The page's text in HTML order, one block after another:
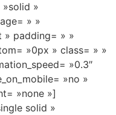
»
» »
» padding= » »
»0px » class= » »
»0.3″
»no »
»none »]
solid »